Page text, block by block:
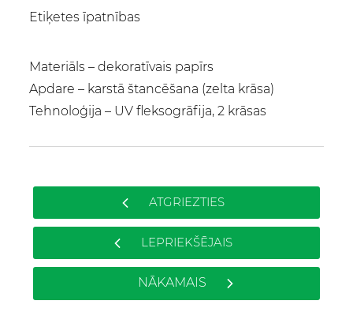
Etiķetes īpatnības
Materiāls – dekoratīvais papīrs
Apdare – karstā štancēšana (zelta krāsa)
Tehnoloģija – UV fleksogrāfija, 2 krāsas
ATGRIEZTIES
LEPRIEKŠĒJAIS
NĀKAMAIS